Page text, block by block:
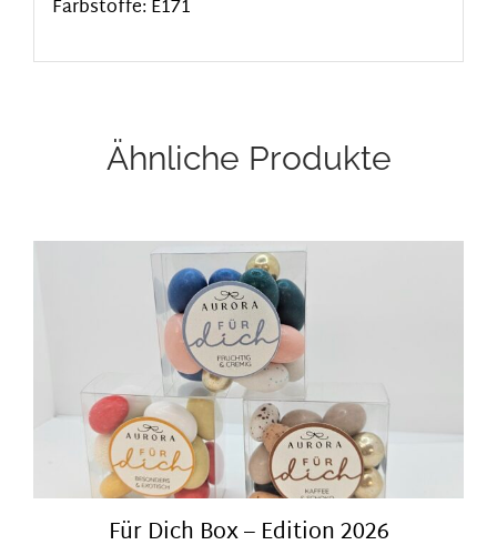
Farbstoffe: E171
Ähnliche Produkte
Für Dich Box – Edition 2026